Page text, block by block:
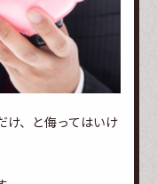
け、と侮ってはいけ